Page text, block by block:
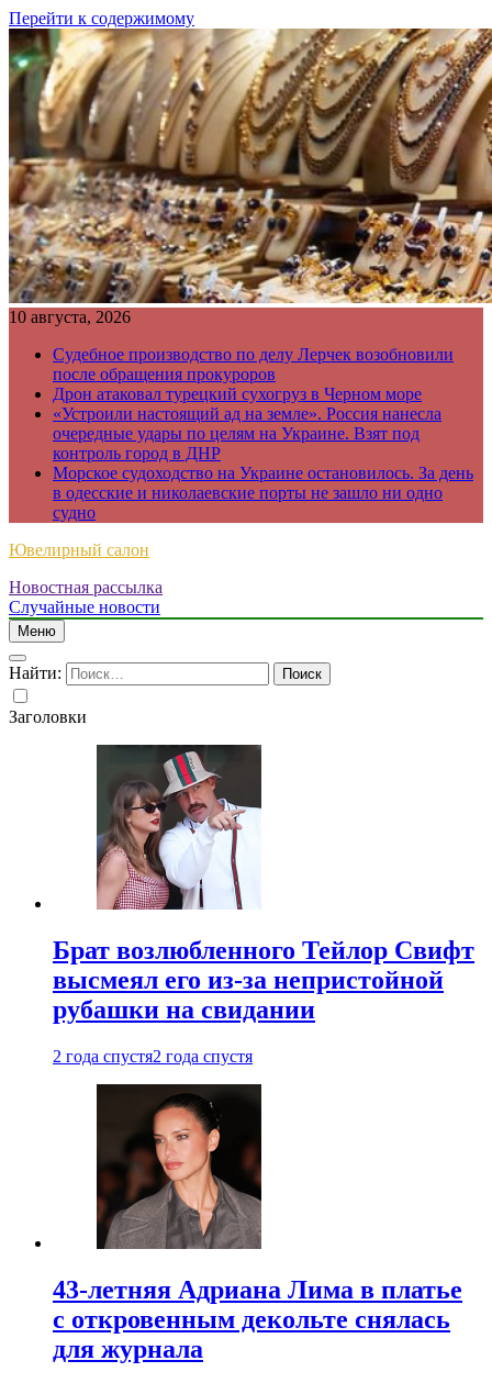
Перейти к содержимому
10 августа, 2026
Судебное производство по делу Лерчек возобновили
после обращения прокуроров
Дрон атаковал турецкий сухогруз в Черном море
«Устроили настоящий ад на земле». Россия нанесла
очередные удары по целям на Украине. Взят под
контроль город в ДНР
Морское судоходство на Украине остановилось. За день
в одесские и николаевские порты не зашло ни одно
судно
Ювелирный салон
Новостная рассылка
Случайные новости
Меню
Найти:
Заголовки
Брат возлюбленного Тейлор Свифт
высмеял его из-за непристойной
рубашки на свидании
2 года спустя2 года спустя
43-летняя Адриана Лима в платье
с откровенным декольте снялась
для журнала